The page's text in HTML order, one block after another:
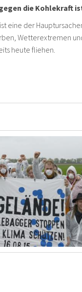
die Kohlekraft
eine der
Wetterextremen
heute fliehen.